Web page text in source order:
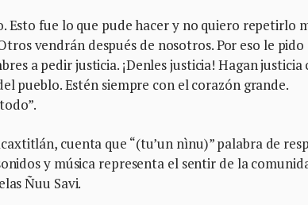
Esto fue lo que pude hacer y no quiero repetirlo
vendrán después de nosotros. Por eso le pido
a pedir justicia. ¡Denles justicia! Hagan justicia
pueblo. Estén siempre con el corazón grande.
cuenta que “(tu’un nìnu)” palabra de
y música representa el sentir de la
Ñuu Savi.